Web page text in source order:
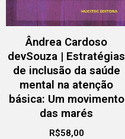
Ândrea Cardoso
devSouza | Estratégias
de inclusão da saúde
mental na atenção
básica: Um movimento
das marés
R$58,00